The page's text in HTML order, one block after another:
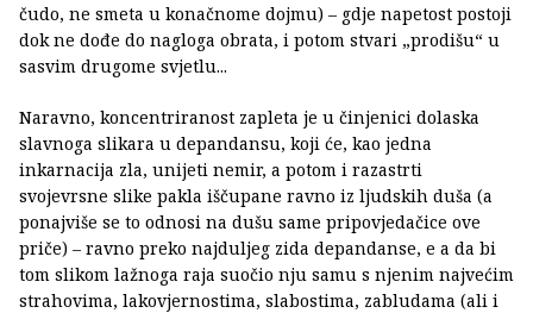
čudo, ne smeta u konačnome dojmu) – gdje napetost postoji
dok ne dođe do nagloga obrata, i potom stvari „prodišu“ u
sasvim drugome svjetlu...
Naravno, koncentriranost zapleta je u činjenici dolaska
slavnoga slikara u depandansu, koji će, kao jedna
inkarnacija zla, unijeti nemir, a potom i razastrti
svojevrsne slike pakla iščupane ravno iz ljudskih duša (a
ponajviše se to odnosi na dušu same pripovjedačice ove
priče) – ravno preko najduljeg zida depandanse, e a da bi
tom slikom lažnoga raja suočio nju samu s njenim najvećim
strahovima, lakovjernostima, slabostima, zabludama (ali i